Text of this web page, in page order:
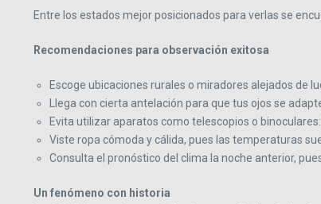
Entre los estados mejor posicionados para verlas se
Recomendaciones para observación exitosa
Escoge ubicaciones rurales o miradores alejados de
Llega con cierta antelación para que tus ojos se
Evita utilizar aparatos como telescopios o
Viste ropa cómoda y cálida, pues las temperaturas
Consulta el pronóstico del clima la noche anterior,
Un fenómeno con historia